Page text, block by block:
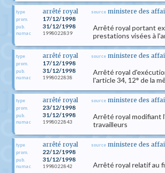
type arrêté royal
prom. 17/12/1998
pub. 31/12/1998
numac 1998022839
source ministere des
Arrêté royal portant
prestations visées à
type arrêté royal
prom. 17/12/1998
pub. 31/12/1998
numac 1998022838
source ministere des
Arrêté royal
l'article 34, 12° de la
type arrêté royal
prom. 23/12/1998
pub. 31/12/1998
numac 1998022843
source ministere des
Arrêté royal modifiant
travailleurs
type arrêté royal
prom. 22/12/1998
pub. 31/12/1998
numac 1998022842
source ministere des
Arrêté royal relatif au